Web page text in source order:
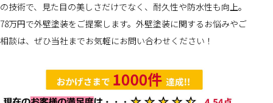
の技術で、見た目の美しさだけでなく、耐久性や防水性も向上。
78万円で外壁塗装をご提案します。外壁塗装に関するお悩みやご
相談は、ぜひ当社までお気軽にお問い合わせください！